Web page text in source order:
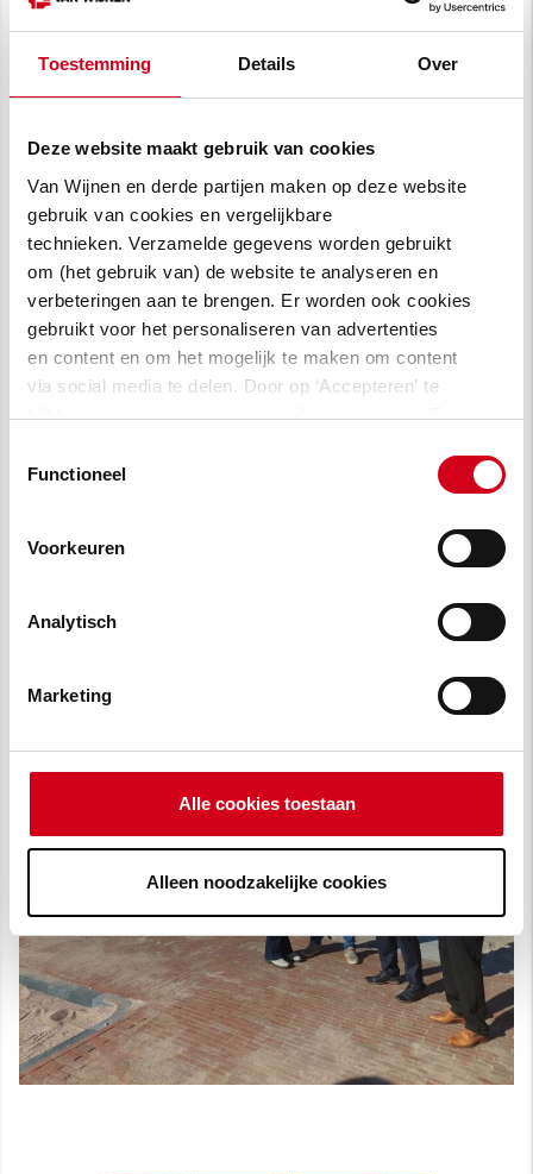
Toestemming Details Over
Deze website maakt gebruik van cookies
Van Wijnen en derde partijen maken op deze website
gebruik van cookies en vergelijkbare
technieken. Verzamelde gegevens worden gebruikt
om (het gebruik van) de website te analyseren en
verbeteringen aan te brengen. Er worden ook cookies
gebruikt voor het personaliseren van advertenties
en content en om het mogelijk te maken om content
via social media te delen. Door op ‘Accepteren’ te
klikken, stem je in met het gebruik van cookies. Een
vragen lees je in
Functioneel
Voorkeuren
Analytisch
Marketing
Alle cookies toestaan
Alleen noodzakelijke cookies
locatie die nog om een nieuwe invulling
vroeg.
tevreden met het resultaat. “We hebben er
met heel veel plezier aan gewerkt en het is
prachtig om te zien dat zoveel bewoners er
hun thuis hebben gevonden. Ons motto is
‘bouwen aan ruimte voor een beter leven’ en
we denken daar in Spakenburg met
Zuyderzee Wonen zeker aan bijgedragen te
hebben.”